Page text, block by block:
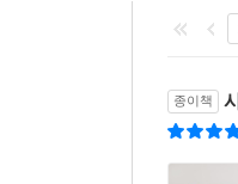
종이책